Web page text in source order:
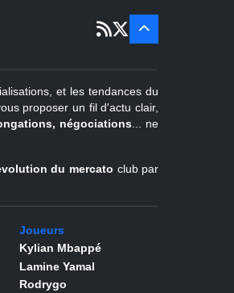
sept
sept
juil -
31 août
et les tendances du
proposer un fil d'actu clair,
négociations... ne
du mercato club par
Joueurs
Kylian Mbappé
Lamine Yamal
Rodrygo